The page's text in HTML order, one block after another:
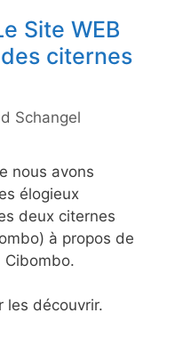
Site WEB
citernes
Schangel
nous avons
élogieux
deux citernes
à propos de
Cibombo.
les découvrir.